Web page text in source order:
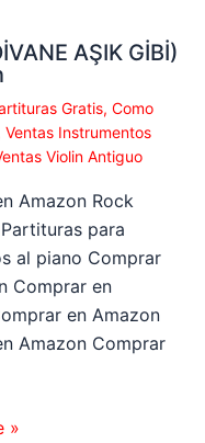
AŞIK GİBİ)
Gratis, Como
Ventas Instrumentos
Violin Antiguo
Amazon Rock
para
al piano Comprar
Comprar en
en Amazon
Amazon Comprar
»